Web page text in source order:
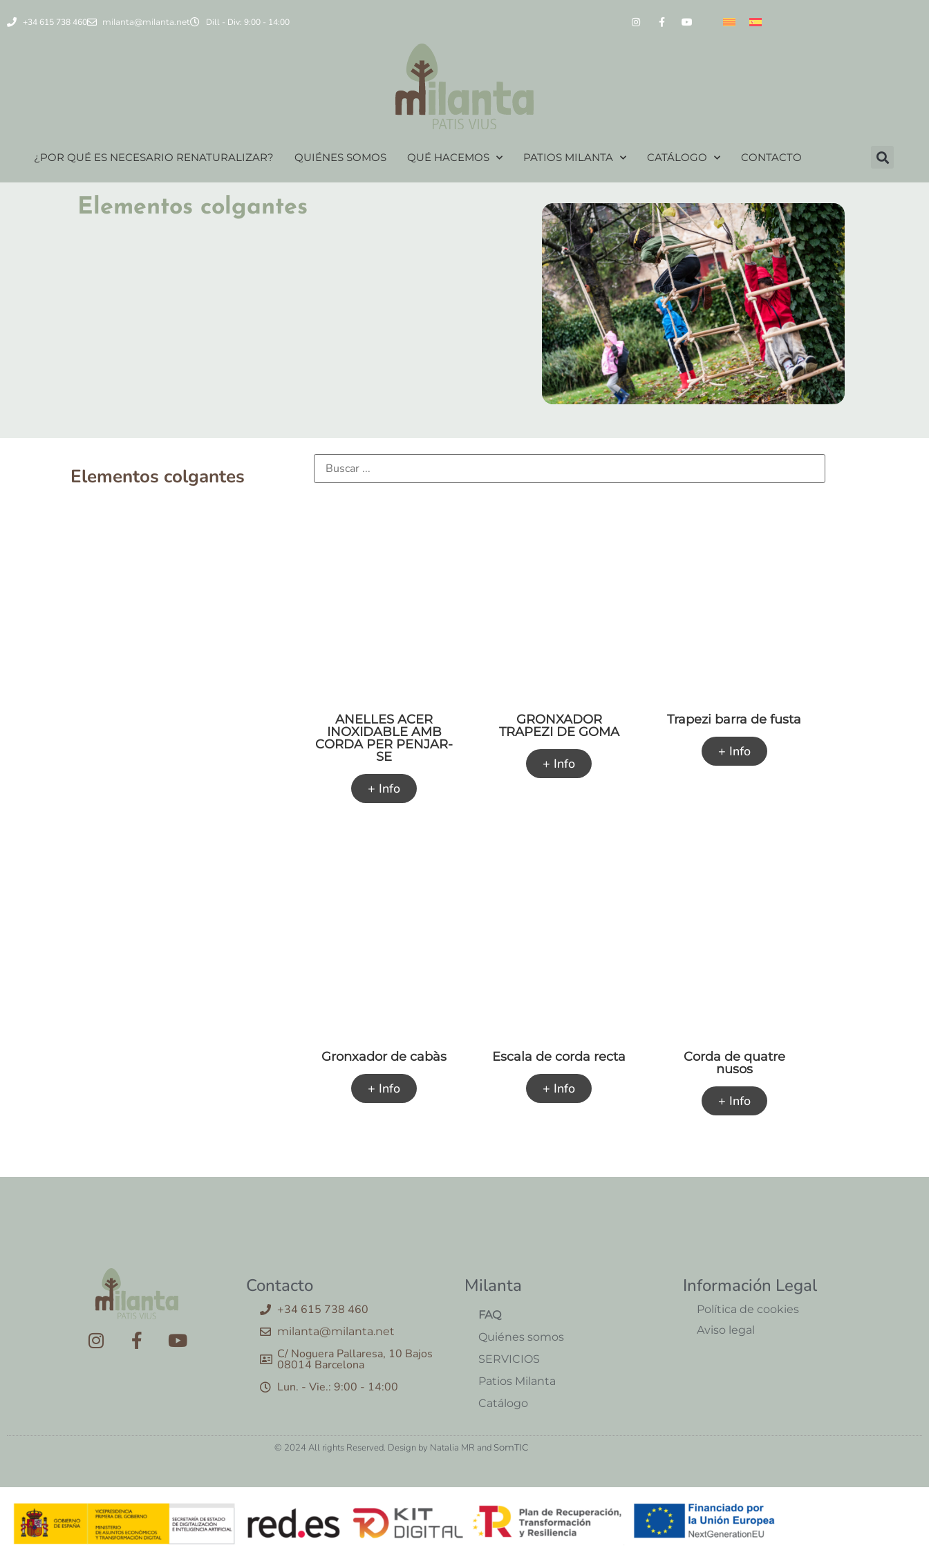
+34 615 738 460 milanta@milanta.net Dill - Div: 9:00 - 14:00
¿POR QUÉ ES NECESARIO RENATURALIZAR? QUIÉNES SOMOS QUÉ HACEMOS PATIOS MILANTA CATÁLOGO CONTACTO
Elementos colgantes
Elementos colgantes
ANELLES ACER
INOXIDABLE AMB
CORDA PER PENJAR-
SE
+ Info
GRONXADOR
TRAPEZI DE GOMA
+ Info
Trapezi barra de fusta
+ Info
Gronxador de cabàs
+ Info
Escala de corda recta
+ Info
Corda de quatre
nusos
+ Info
Contacto
+34 615 738 460
milanta@milanta.net
C/ Noguera Pallaresa, 10 Bajos
08014 Barcelona
Lun. - Vie.: 9:00 - 14:00
Milanta
FAQ
Quiénes somos
SERVICIOS
Patios Milanta
Catálogo
Información Legal
Política de cookies
Aviso legal
© 2024 All rights Reserved. Design by Natalia MR and SomTIC